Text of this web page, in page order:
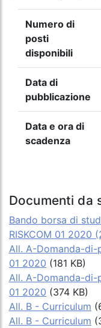
Numero di
posti
disponibili
Data di
pubblicazione
Data e ora di
scadenza
Documenti da
Bando borsa di
RISKCOM 01 2020
All. A-Domanda-di-
01 2020 (181 KB)
All. A-Domanda-di-
01 2020 (374 KB)
All. B - Curriculum
All. B - Curriculum